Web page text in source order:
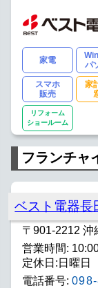
家電
パ
スマホ
販売
家
リフォーム
ショールーム
フランチャ
ベスト電器長
〒901-2212 沖
営業時間:
定休日:日曜日
電話番号: